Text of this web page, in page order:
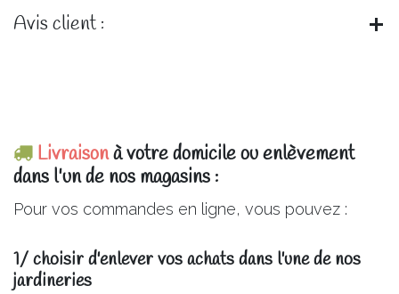
Avis client :
Livraisonà votre domicile ou enlèvement
dans l'un de nos magasins :
Pour vos commandes en ligne, vous pouvez :
1/ choisir d'enlever vos achats dans l'une de nos
jardineries​